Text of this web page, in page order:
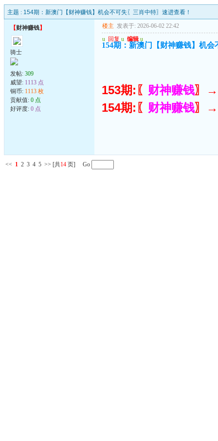
主题 : 154期：新澳门【财神赚钱】机会不可失〖三肖中特〗速进查看！
【财神赚钱】
骑士
发帖: 309
威望: 1113 点
铜币: 1113 枚
贡献值: 0 点
好评度: 0 点
楼主 发表于: 2026-06-02 22:42
u 回复 u 编辑 u
154期：新澳门【财神赚钱】机
153期:〖 财神赚钱〗→
154期:〖 财神赚钱〗→
<< 1 2 3 4 5 >> [共14 页] Go